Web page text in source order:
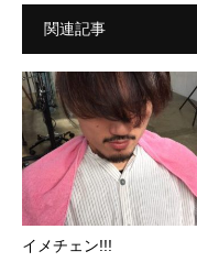
関連記事
イメチェン!!!